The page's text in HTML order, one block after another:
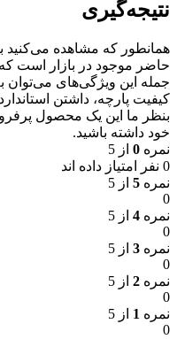
نتیجه‌گیری
حاضر موجود در بازار است
جمله این ویژگی‌های می‌توان
کیفیت پارچه، داشتن
بنظر ما این یک محصول
خود داشته باشید.
نمره 0 از 5
0 نفر امتیاز داده اند
نمره 5 از 5
0
نمره 4 از 5
0
نمره 3 از 5
0
نمره 2 از 5
0
نمره 1 از 5
0